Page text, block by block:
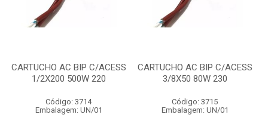
CARTUCHO AC BIP C/ACESS
1/2X200 500W 220
Código: 3714
Embalagem: UN/01
CARTUCHO AC BIP C/ACESS
3/8X50 80W 230
Código: 3715
Embalagem: UN/01